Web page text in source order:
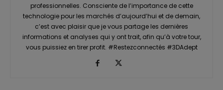
professionnelles. Consciente de l’importance de cette
technologie pour les marchés d’aujourd’hui et de demain,
c’est avec plaisir que je vous partage les dernières
informations et analyses qui y ont trait, afin qu’à votre tour,
vous puissiez en tirer profit. #Restezconnectés #3DAdept